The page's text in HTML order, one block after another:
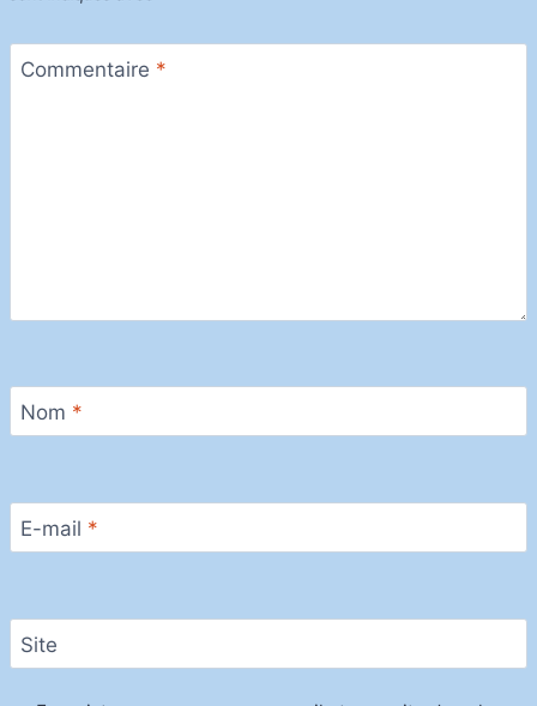
Commentaire *
Nom *
E-mail *
Site